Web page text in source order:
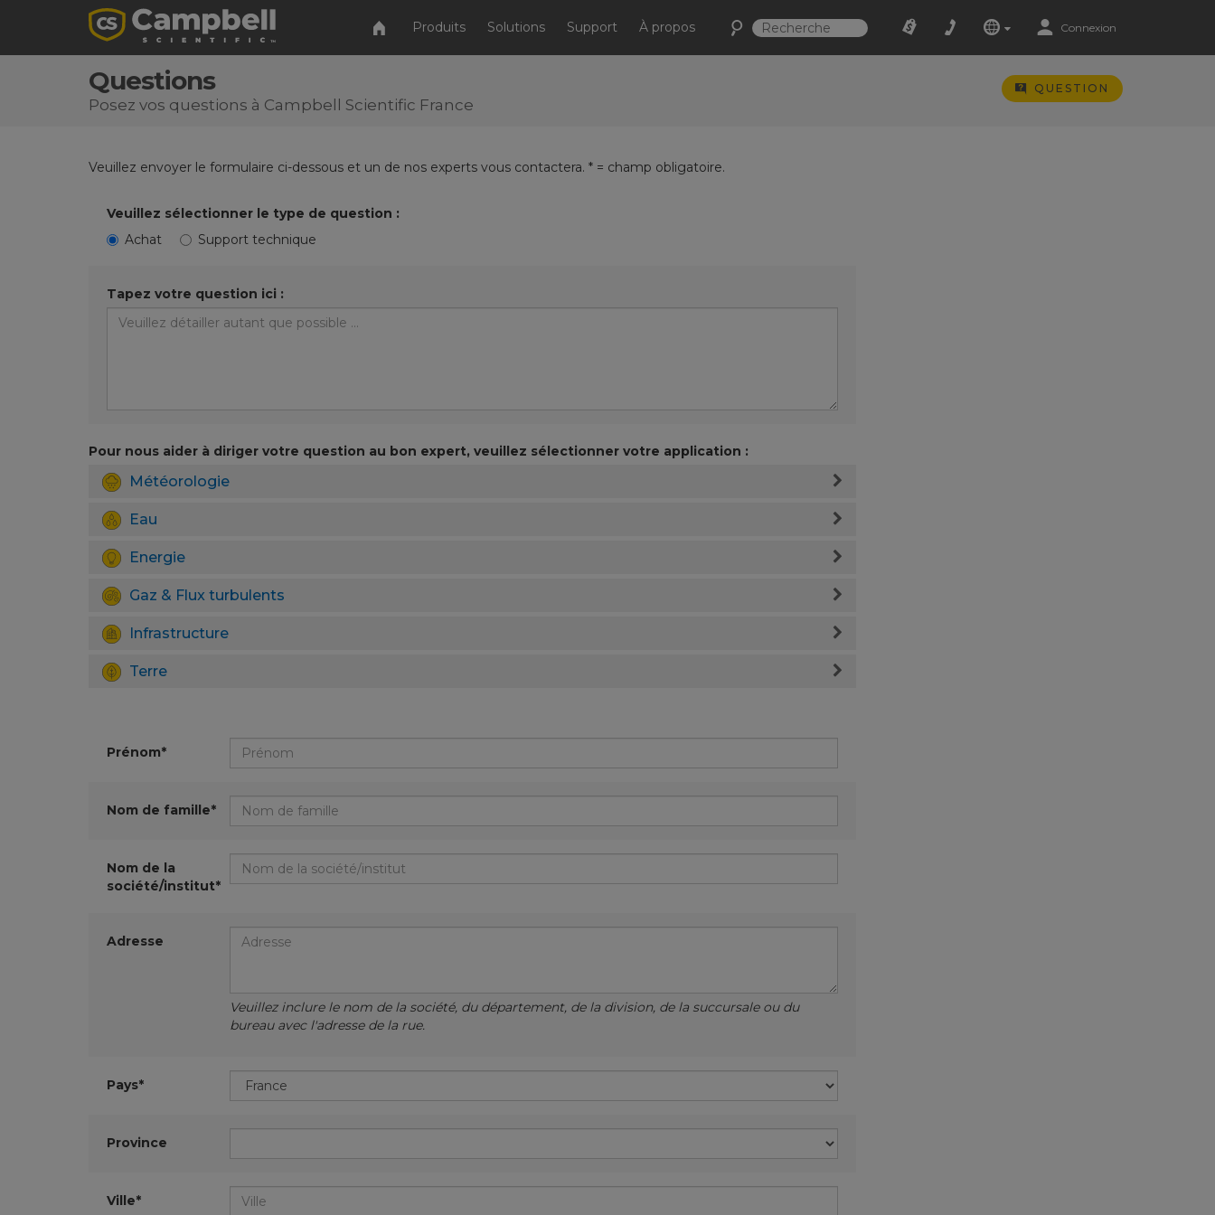
Produits Solutions Support À propos Connexion
Questions
Posez vos questions à Campbell Scientific France
QUESTION
Veuillez envoyer le formulaire ci-dessous et un de nos experts vous contactera. * = champ obligatoire.
Veuillez sélectionner le type de question :
Achat
Support technique
Tapez votre question ici :
Pour nous aider à diriger votre question au bon expert, veuillez sélectionner votre application :
Météorologie
Eau
Energie
Gaz & Flux turbulents
Infrastructure
Terre
Prénom*
Nom de famille*
Nom de la
société/institut*
Adresse
Veuillez inclure le nom de la société, du département, de la division, de la succursale ou du
bureau avec l'adresse de la rue.
Pays*
Province
Ville*